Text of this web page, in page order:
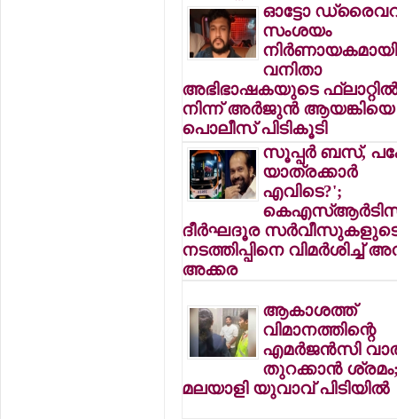
ഓട്ടോ
സംശയം
വനിതാ
അഭിഭാഷകയുടെ
നിന്ന് അര്‍ജുന്‍ ആയങ്കിയെ
പൊലീസ് പിടികൂടി
സൂപ്പര്‍ ബസ്,
യാത്രക്കാര്‍
എവിടെ?';
ദീര്‍ഘദൂര
നടത്തിപ്പിനെ വിമര്‍ശിച്ച്
അക്കര
ആകാശത്ത്
വിമാനത്തിന്റെ
എമര്‍ജന്‍സി
തുറക്കാന്‍
മലയാളി യുവാവ് പിടിയില്‍